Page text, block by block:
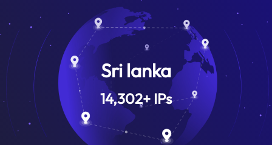
Sri lanka
14,302+ IPs